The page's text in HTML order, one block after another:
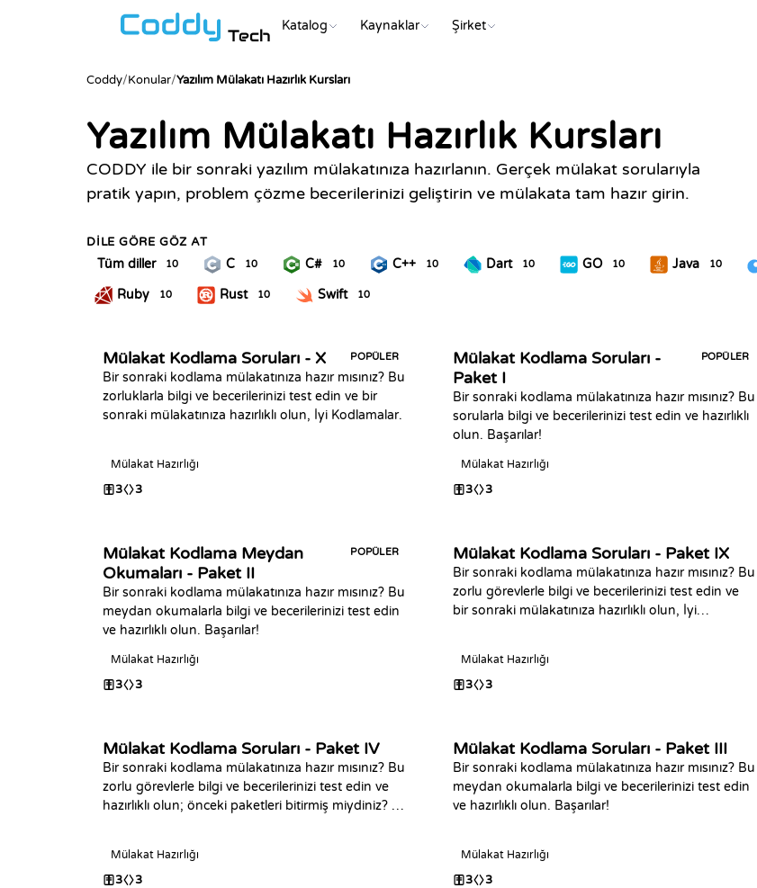
Tech Katalog Kaynaklar Şirket
Coddy/Konular/Yazılım Mülakatı Hazırlık Kursları
Yazılım Mülakatı Hazırlık Kursları
CODDY ile bir sonraki yazılım mülakatınıza hazırlanın. Gerçek mülakat sorularıyla
pratik yapın, problem çözme becerilerinizi geliştirin ve mülakata tam hazır girin.
DILE GÖRE GÖZ AT
Tüm diller 10 C 10 C# 10 C++ 10 Dart 10 GO 10 Java 10
Ruby 10 Rust 10 Swift 10
Mülakat Kodlama Soruları - X POPÜLER
Bir sonraki kodlama mülakatınıza hazır mısınız? Bu
zorluklarla bilgi ve becerilerinizi test edin ve bir
sonraki mülakatınıza hazırlıklı olun, İyi Kodlamalar.
Mülakat Hazırlığı
3 3
Mülakat Kodlama Soruları -
Paket I
POPÜLER
Bir sonraki kodlama mülakatınıza hazır mısınız? Bu
sorularla bilgi ve becerilerinizi test edin ve hazırlıklı
olun. Başarılar!
Mülakat Hazırlığı
3 3
Mülakat Kodlama Meydan
Okumaları - Paket II
POPÜLER
Bir sonraki kodlama mülakatınıza hazır mısınız? Bu
meydan okumalarla bilgi ve becerilerinizi test edin
ve hazırlıklı olun. Başarılar!
Mülakat Hazırlığı
3 3
Mülakat Kodlama Soruları - Paket IX
Bir sonraki kodlama mülakatınıza hazır mısınız? Bu
zorlu görevlerle bilgi ve becerilerinizi test edin ve
bir sonraki mülakatınıza hazırlıklı olun, İyi
Mülakat Hazırlığı
3 3
Mülakat Kodlama Soruları - Paket IV
Bir sonraki kodlama mülakatınıza hazır mısınız? Bu
zorlu görevlerle bilgi ve becerilerinizi test edin ve
hazırlıklı olun; önceki paketleri bitirmiş miydiniz? İyi
Mülakat Hazırlığı
3 3
Mülakat Kodlama Soruları - Paket III
Bir sonraki kodlama mülakatınıza hazır mısınız? Bu
meydan okumalarla bilgi ve becerilerinizi test edin
ve hazırlıklı olun. Başarılar!
Mülakat Hazırlığı
3 3